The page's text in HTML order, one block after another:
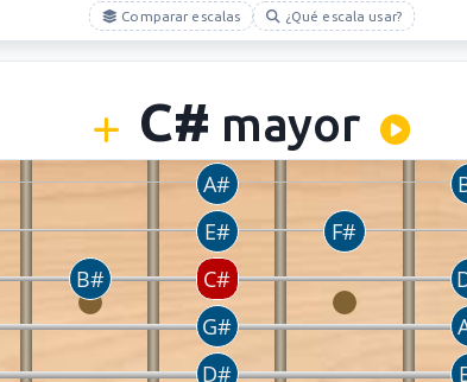
Comparar escalas ¿Qué escala usar?
C# mayor